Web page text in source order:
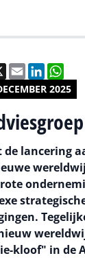
2025
X EmailLinkedIn
de lancering
kloof" in de